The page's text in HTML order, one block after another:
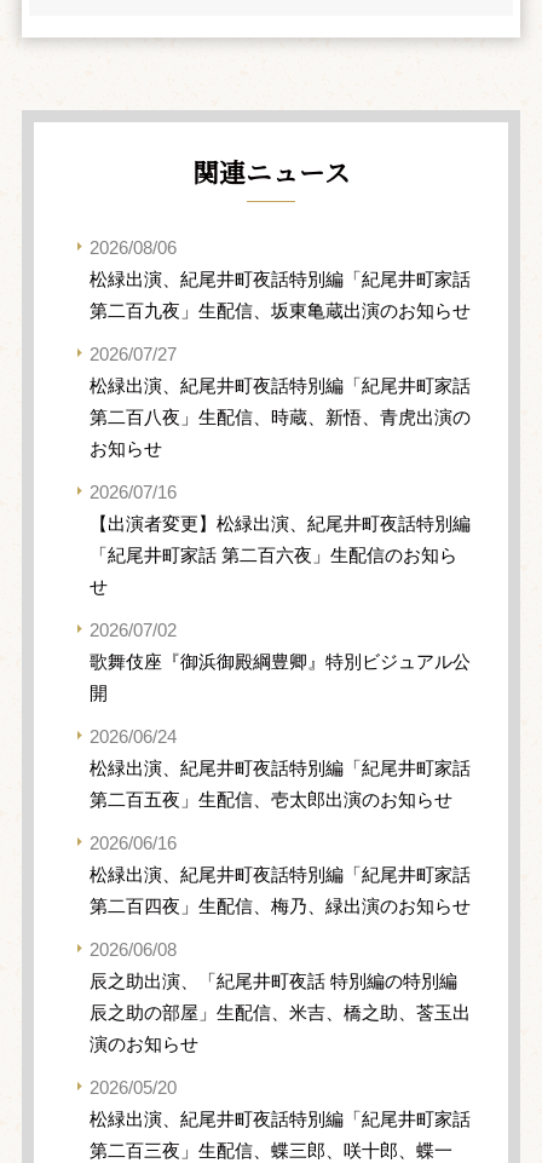
関連ニュース
2026/08/06
松緑出演、紀尾井町夜話特別編「紀尾井町家話
第二百九夜」生配信、坂東亀蔵出演のお知らせ
2026/07/27
松緑出演、紀尾井町夜話特別編「紀尾井町家話
第二百八夜」生配信、時蔵、新悟、青虎出演の
お知らせ
2026/07/16
【出演者変更】松緑出演、紀尾井町夜話特別編
「紀尾井町家話 第二百六夜」生配信のお知ら
せ
2026/07/02
歌舞伎座『御浜御殿綱豊卿』特別ビジュアル公
開
2026/06/24
松緑出演、紀尾井町夜話特別編「紀尾井町家話
第二百五夜」生配信、壱太郎出演のお知らせ
2026/06/16
松緑出演、紀尾井町夜話特別編「紀尾井町家話
第二百四夜」生配信、梅乃、緑出演のお知らせ
2026/06/08
辰之助出演、「紀尾井町夜話 特別編の特別編
辰之助の部屋」生配信、米吉、橋之助、莟玉出
演のお知らせ
2026/05/20
松緑出演、紀尾井町夜話特別編「紀尾井町家話
第二百三夜」生配信、蝶三郎、咲十郎、蝶一